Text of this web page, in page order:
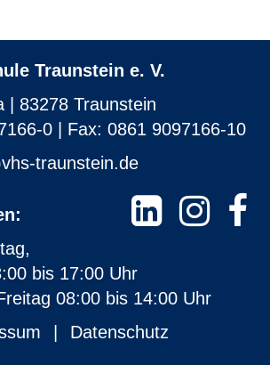
Traunstein e. V.
| 83278 Traunstein
0 | Fax: 0861 9097166-10
traunstein.de
bis 17:00 Uhr
08:00 bis 14:00 Uhr
Datenschutz